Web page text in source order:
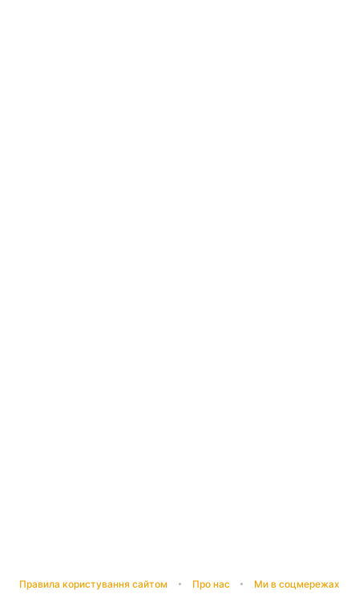
Правила користування сайтом Про нас Ми в соцмережах